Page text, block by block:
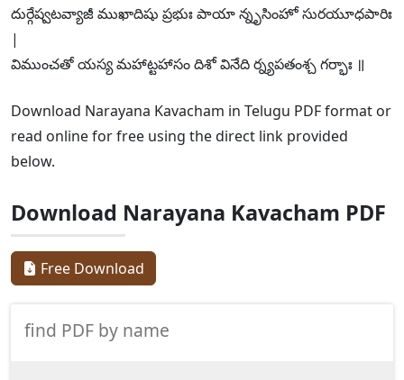
దుర్గేష్వటవ్యాజీ ముఖాదిషు ప్రభుః పాయా న్నృసింహో సురయూధపారిః
|
విముంచతో యస్య మహాట్టహాసం దిశో వినేది ర్న్యపతంశ్చ గర్భాః ॥
Download Narayana Kavacham in Telugu PDF format or
read online for free using the direct link provided
below.
Download Narayana Kavacham PDF
Free Download